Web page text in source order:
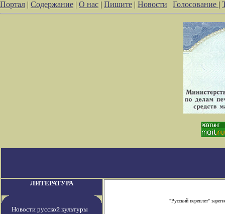
Портал | Содержание | О нас | Пишите | Новости | Голосование |
ЛИТЕРАТУРА
Новости русской культуры
"Русский переплет"